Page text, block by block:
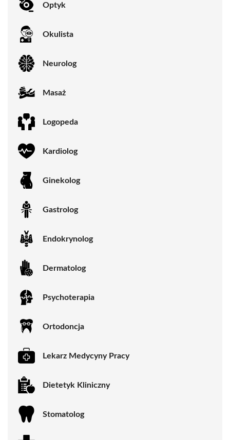
Optyk
Okulista
Neurolog
Masaż
Logopeda
Kardiolog
Ginekolog
Gastrolog
Endokrynolog
Dermatolog
Psychoterapia
Ortodoncja
Lekarz Medycyny Pracy
Dietetyk Kliniczny
Stomatolog